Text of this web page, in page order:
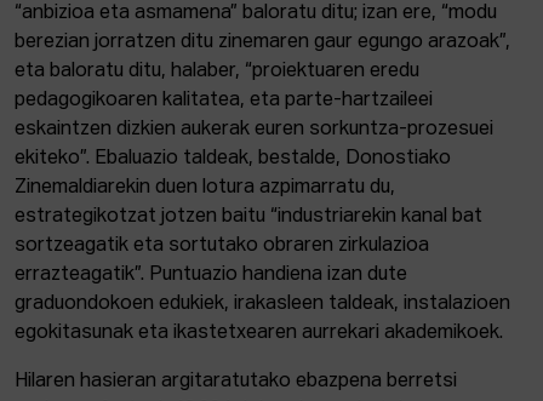
“anbizioa eta asmamena” baloratu ditu; izan ere, “modu
berezian jorratzen ditu zinemaren gaur egungo arazoak”,
eta baloratu ditu, halaber, “proiektuaren eredu
pedagogikoaren kalitatea, eta parte-hartzaileei
eskaintzen dizkien aukerak euren sorkuntza-prozesuei
ekiteko”. Ebaluazio taldeak, bestalde, Donostiako
Zinemaldiarekin duen lotura azpimarratu du,
estrategikotzat jotzen baitu “industriarekin kanal bat
sortzeagatik eta sortutako obraren zirkulazioa
errazteagatik”. Puntuazio handiena izan dute
graduondokoen edukiek, irakasleen taldeak, instalazioen
egokitasunak eta ikastetxearen aurrekari akademikoek.
Hilaren hasieran argitaratutako ebazpena berretsi